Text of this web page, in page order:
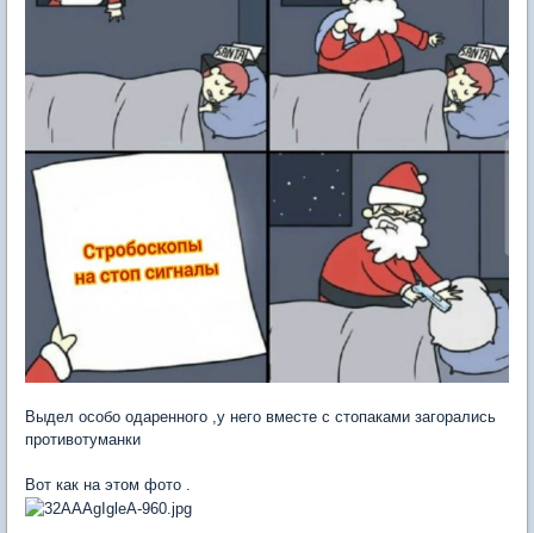
Выдел особо одаренного ,у него вместе с стопаками загорались
противотуманки
Вот как на этом фото .